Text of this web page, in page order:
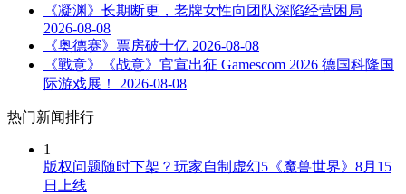
《凝渊》长期断更，老牌女性向团队深陷经营困局
2026-08-08
《奥德赛》票房破十亿 2026-08-08
《戰意》《战意》官宣出征 Gamescom 2026 德国科隆国
际游戏展！
2026-08-08
热门新闻排行
1
版权问题随时下架？玩家自制虚幻5《魔兽世界》8月15
日上线